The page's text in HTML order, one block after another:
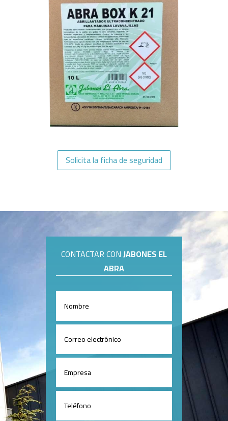
Solicita la ficha de seguridad
CONTACTAR CONJABONES EL
ABRA